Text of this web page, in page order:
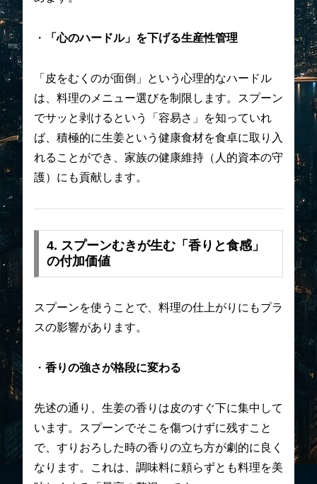
・ 「心のハードル」を下げる生産性管理
「皮をむくのが面倒」という心理的なハードル
は、料理のメニュー選びを制限します。スプーン
でサッと剥けるという「容易さ」を知っていれ
ば、積極的に生姜という健康食材を食卓に取り入
れることができ、家族の健康維持（人的資本の守
護）にも貢献します。
4. スプーンむきが生む「香りと食感」
の付加価値
スプーンを使うことで、料理の仕上がりにもプラ
スの影響があります。
・ 香りの強さが格段に変わる
先述の通り、生姜の香りは皮のすぐ下に集中して
います。スプーンでそこを傷つけずに残すこと
で、すりおろした時の香りの立ち方が劇的に良く
なります。これは、調味料に頼らずとも料理を美